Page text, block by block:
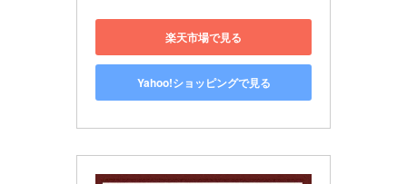
楽天市場で見る
Yahoo!ショッピングで見る